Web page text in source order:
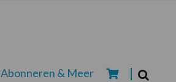
Abonneren & Meer